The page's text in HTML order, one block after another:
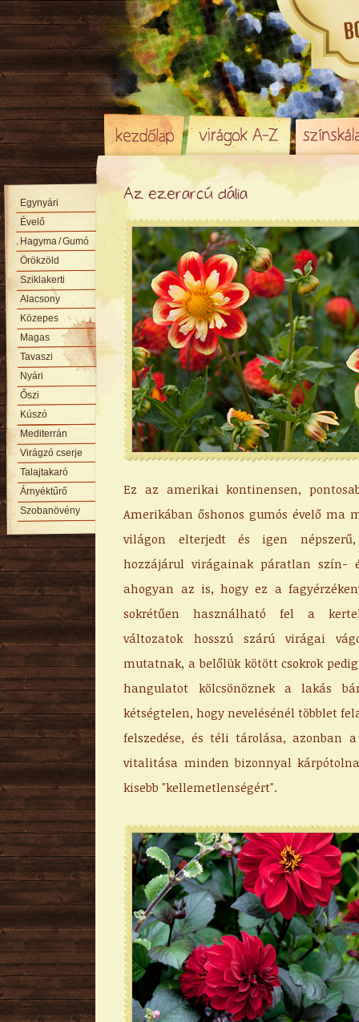
Az ezerarcú dália
Ez az amerikai kontinensen,
Amerikában őshonos gumós évelő ma
világon elterjedt és igen
hozzájárul virágainak páratlan szín-
ahogyan az is, hogy ez a
sokrétűen használható fel a
változatok hosszú szárú virágai
mutatnak, a belőlük kötött csokrok
hangulatot kölcsönöznek a lakás
kétségtelen, hogy nevelésénél többlet
felszedése, és téli tárolása, azonban
vitalitása minden bizonnyal
kisebb "kellemetlenségért".
Egynyári
Évelő
Hagyma/ Gumó
Örökzöld
Sziklakerti
Alacsony
Közepes
Magas
Tavaszi
Nyári
Őszi
Kúszó
Mediterrán
Virágzó cserje
Talajtakaró
Árnyéktűrő
Szobanövény